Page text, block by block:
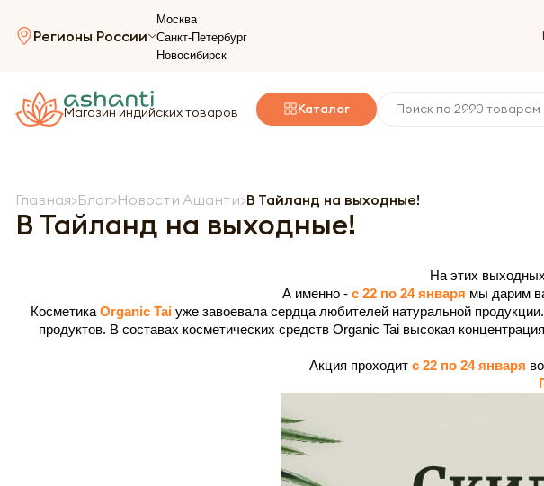
Регионы России
Москва
Санкт-Петербург
Новосибирск
Магазин индийских товаров Каталог
Главная Блог Новости Ашанти В Тайланд на выходные!
В Тайланд на выходные!
На этих
А именно - с 22 по 24 января мы дарим
Косметика Organic Tai уже завоевала сердца любителей натуральной
продуктов. В составах косметических средств Organic Tai высокая
Акция проходит с 22 по 24 января